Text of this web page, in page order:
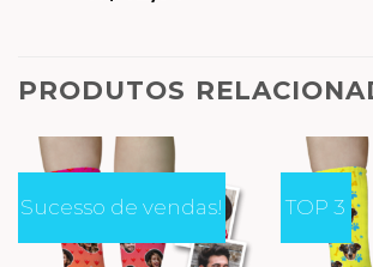
PRODUTOS
Sucesso de vendas! TOP 3